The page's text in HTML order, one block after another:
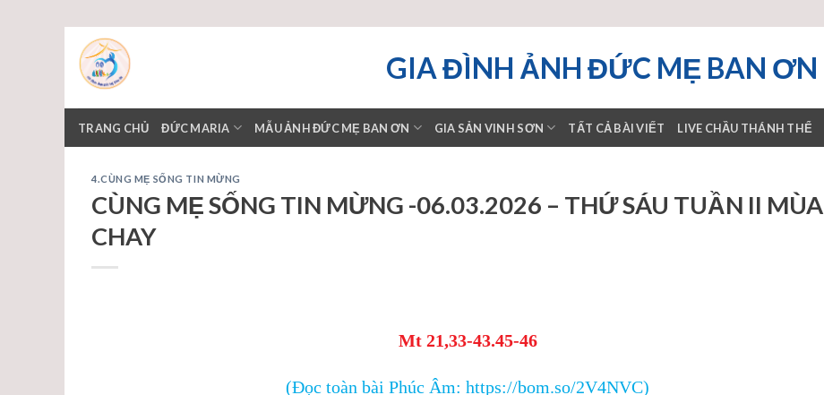
content
GIA ĐÌNH ẢNH ĐỨC MẸ BAN ƠN
TRANG CHỦ ĐỨC MARIA MẪU ẢNH ĐỨC MẸ BAN ƠN GIA SẢN VINH SƠN TẤT CẢ BÀI VIẾT LIVE CHẦU THÁNH THỂ
4.CÙNG MẸ SỐNG TIN MỪNG
CÙNG MẸ SỐNG TIN MỪNG -06.03.2026 – THỨ SÁU TUẦN II MÙA
CHAY
Mt 21,33-43.45-46
(Đọc toàn bài Phúc Âm: https://bom.so/2V4NVC)